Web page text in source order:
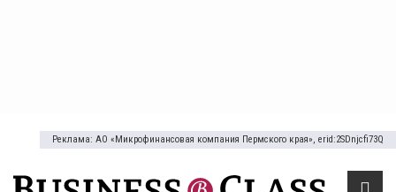
Реклама: АО «Микрофинансовая компания Пермского края», erid:2SDnjcfi73Q